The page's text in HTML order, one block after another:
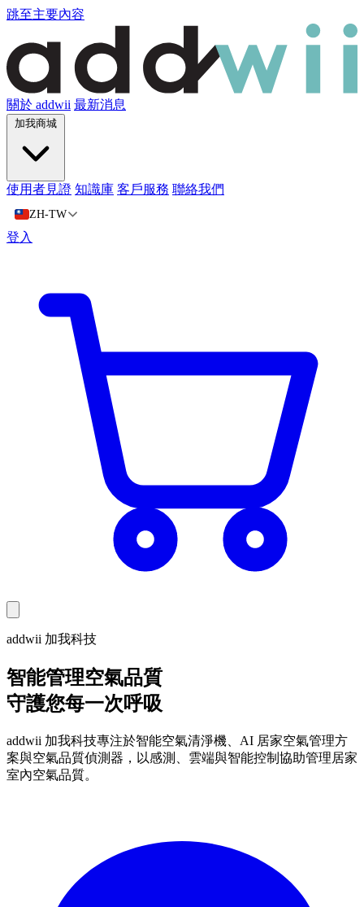
跳至主要內容
關於 addwii 最新消息
加我商城
使用者見證 知識庫 客戶服務 聯絡我們
ZH-TW
登入
addwii 加我科技
智能管理空氣品質
守護您每一次呼吸
addwii 加我科技專注於智能空氣清淨機、AI 居家空氣管理方
案與空氣品質偵測器，以感測、雲端與智能控制協助管理居家
室內空氣品質。